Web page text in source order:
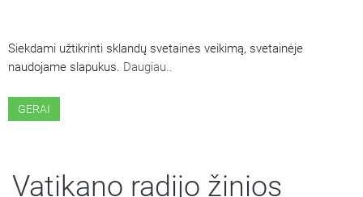
Siekdami užtikrinti sklandų svetainės veikimą, svetainėje
naudojame slapukus. Daugiau..
GERAI
Vatikano radijo žinios